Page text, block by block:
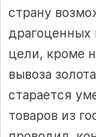
страну
драгоценных
цели, кроме
вывоза
старается
товаров из